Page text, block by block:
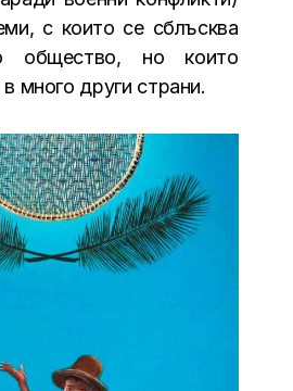
с които се сблъсква
общество, но които
много други страни.